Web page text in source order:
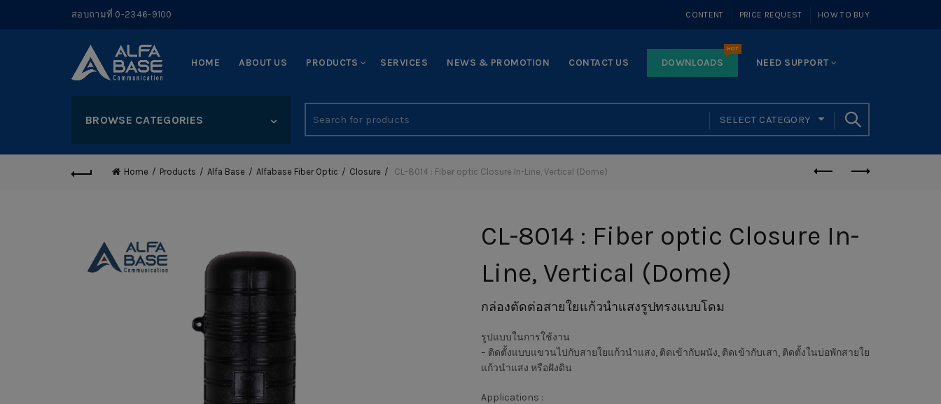
สอบถามที่ 0-2346-9100 CONTENT PRICE REQUEST HOW TO BUY
HOME ABOUT US PRODUCTS SERVICES NEWS & PROMOTION CONTACT US DOWNLOADS
HOT
NEED SUPPORT
BROWSE CATEGORIES
for:
SELECT CATEGORY
Home Products Alfa Base Alfabase Fiber Optic Closure CL-8014 : Fiber optic Closure In-Line, Vertical (Dome)
CL-8014 : Fiber optic Closure In-
Line, Vertical (Dome)
กล่องตัดต่อสายใยแก้วนำแสงรูปทรงแบบโดม
รูปแบบในการใช้งาน
– ติดตั้งแบบแขวนไปกับสายใยแก้วนำแสง, ติดเข้ากับผนัง, ติดเข้ากับเสา, ติดตั้งในบ่อพักสายใย
แก้วนำแสง หรือฝังดิน
Applications :